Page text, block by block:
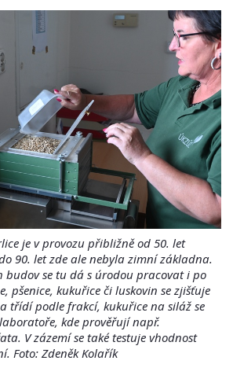
je v provozu přibližně od 50. let
90. let zde ale nebyla zimní základna.
budov se tu dá s úrodou pracovat i po
pšenice, kukuřice či luskovin se zjišťuje
třídí podle frakcí, kukuřice na siláž se
kde prověřují např.
V zázemí se také testuje vhodnost
Foto: Zdeněk Kolařík